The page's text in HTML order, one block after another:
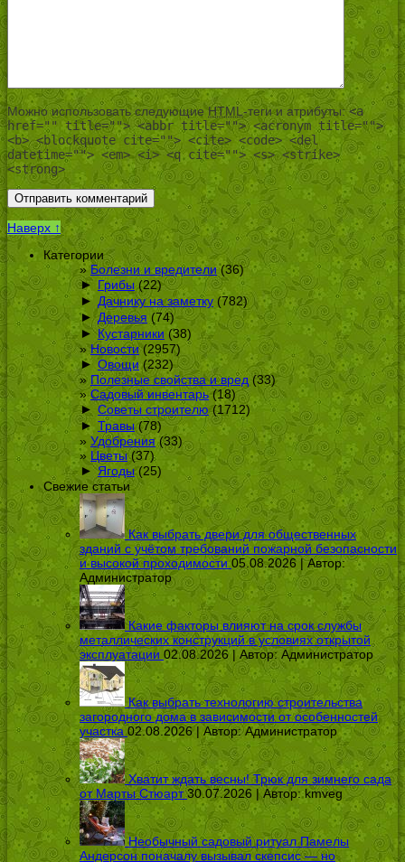
Можно использовать следующиеHTML-теги и атрибуты:<a
href="" title=""> <abbr title=""> <acronym title="">
<b> <blockquote cite=""> <cite> <code> <del
datetime=""> <em> <i> <q cite=""> <s> <strike>
<strong>
Наверх ↑
Категории
Болезни и вредители(36)
► Грибы(22)
► Дачнику на заметку (782)
► Деревья (74)
► Кустарники (38)
Новости(2957)
► Овощи(232)
Полезные свойства и вред(33)
Садовый инвентарь(18)
► Советы строителю(1712)
► Травы(78)
Удобрения(33)
Цветы(37)
► Ягоды(25)
Свежие статьи
Как выбрать двери для общественных
зданий с учётом требований пожарной безопасности
и высокой проходимости 05.08.2026 | Автор:
Администратор
Какие факторы влияют на срок службы
металлических конструкций в условиях открытой
эксплуатации 02.08.2026 | Автор: Администратор
Как выбрать технологию строительства
загородного дома в зависимости от особенностей
участка 02.08.2026 | Автор:Администратор
Хватит ждать весны! Трюк для зимнего сада
от Марты Стюарт 30.07.2026 | Автор:kmveg
Необычный садовый ритуал Памелы
Андерсон поначалу вызывал скепсис — но